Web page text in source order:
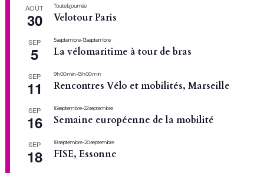
AOÛT
30
Toute la journée
Velotour Paris
SEP
5
5 septembre-13 septembre
La vélomaritime à tour de bras
SEP
11
9 h 00 min-13 h 00 min
Rencontres Vélo et mobilités, Marseille
SEP
16
16 septembre-22 septembre
Semaine européenne de la mobilité
SEP
18
18 septembre-20 septembre
FISE, Essonne